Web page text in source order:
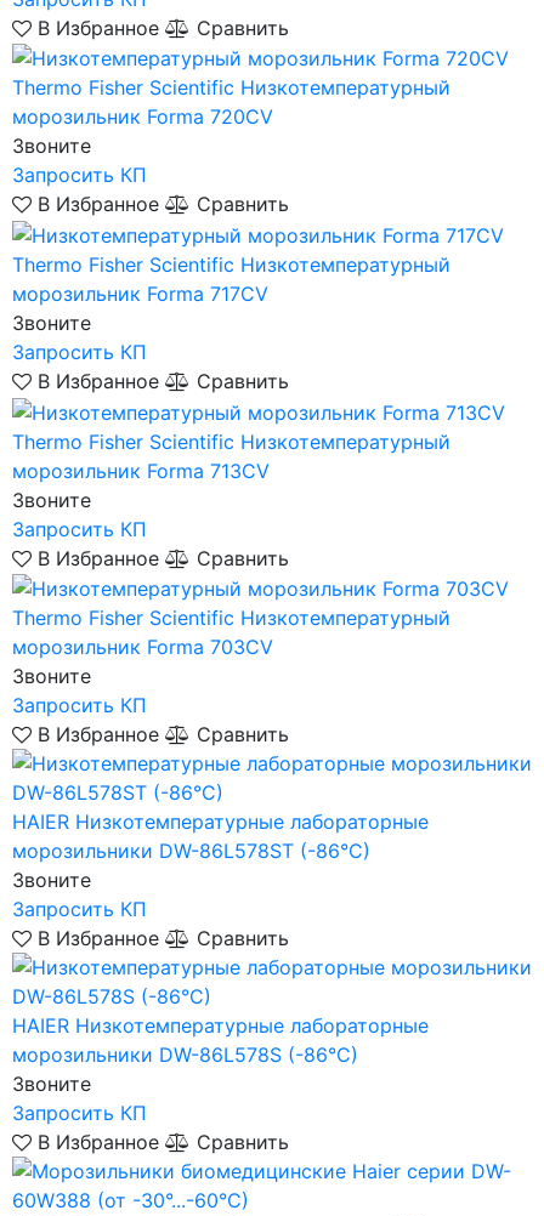
В Избранное
Сравнить
Thermo Fisher Scientific Низкотемпературный
морозильник Forma 720CV
Звоните
Запросить КП
В Избранное
Сравнить
Thermo Fisher Scientific Низкотемпературный
морозильник Forma 717CV
Звоните
Запросить КП
В Избранное
Сравнить
Thermo Fisher Scientific Низкотемпературный
морозильник Forma 713CV
Звоните
Запросить КП
В Избранное
Сравнить
Thermo Fisher Scientific Низкотемпературный
морозильник Forma 703CV
Звоните
Запросить КП
В Избранное
Сравнить
HAIER Низкотемпературные лабораторные
морозильники DW-86L578ST (-86°C)
Звоните
Запросить КП
В Избранное
Сравнить
HAIER Низкотемпературные лабораторные
морозильники DW-86L578S (-86°C)
Звоните
Запросить КП
В Избранное
Сравнить